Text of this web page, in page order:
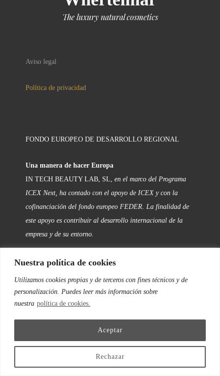
Nuestra política de cookies
Utilizamos cookies propias y de terceros con fines técnicos y de
personalización. Puedes leer más información sobre
nuestra política de cookies.
Rechazar
Aceptar
The luxury natural cosmetics
Aviso legal
Política de privacidad
FONDO EUROPEO DE DESARROLLO REGIONAL
Una manera de hacer Europa
IN TECH BEAUTY LAB, SL, en el marco del Programa
ICEX Next, ha contado con el apoyo de ICEX y con la
cofinanciación del fondo europeo FEDER. La finalidad de
este apoyo es contribuir al desarrollo internacional de la
empresa y de su entorno.
FOLLOW US
Facebook